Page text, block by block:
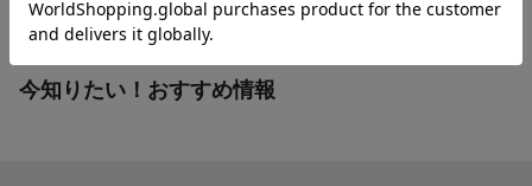
今知りたい！おすすめ情報